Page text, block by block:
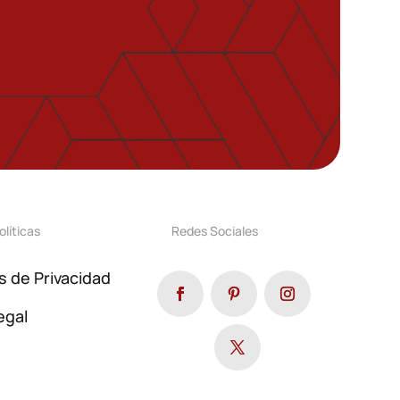
de Privacidad
Redes Sociales